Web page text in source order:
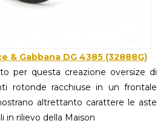
& Gabbana DG 4385 (32888G)
per questa creazione oversize di
rotonde racchiuse in un frontale
altrettanto carattere le aste
in rilievo della Maison